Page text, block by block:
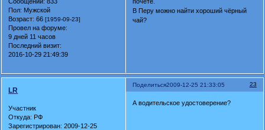
Пол: Мужской
Возраст: 66[1959-09-23]
Провел на форуме:
9 дней 11 часов
Последний визит:
2016-10-29 21:49:39
В Перу можно найти хороший чёрный
чай?
Поделиться 23
2009-12-25 21:33:05
LR
Участник
Откуда: РФ
Зарегистрирован: 2009-12-25
А водительское удостоверение?